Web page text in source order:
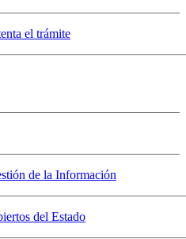
el trámite
de la Información
del Estado